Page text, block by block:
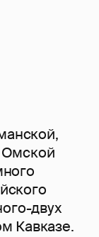
Омской
двух
Кавказе.